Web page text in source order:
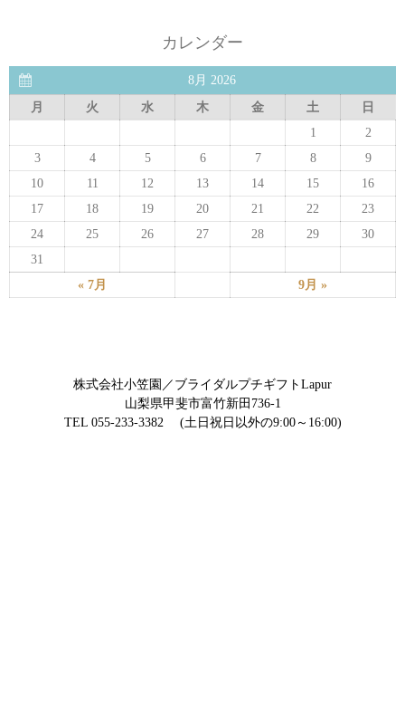
カレンダー
8月 2026
月
火 水 木 金 土
日
1
2
3
4 5 6 7 8
9
10
11 12 13 14 15
16
17
18 19 20 21 22
23
24
25 26 27 28 29
30
31
« 7月
9月 »
株式会社小笠園／ブライダルプチギフトLapur
山梨県甲斐市富竹新田736-1
TEL 055-233-3382 (土日祝日以外の9:00～16:00)